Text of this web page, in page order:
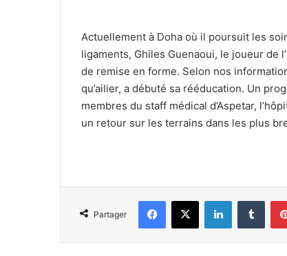
Actuellement à Doha où il poursuit les
ligaments, Ghiles Guenaoui, le joueur de
de remise en forme. Selon nos
qu’ailier, a débuté sa rééducation. Un
membres du staff médical d’Aspetar,
un retour sur les terrains dans les plus
Partager
Facebook
X Linkedin